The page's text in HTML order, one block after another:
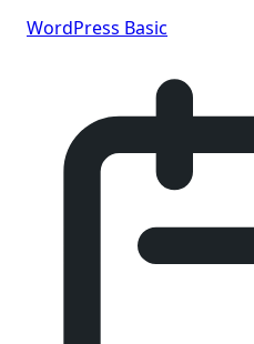
WordPress Basic